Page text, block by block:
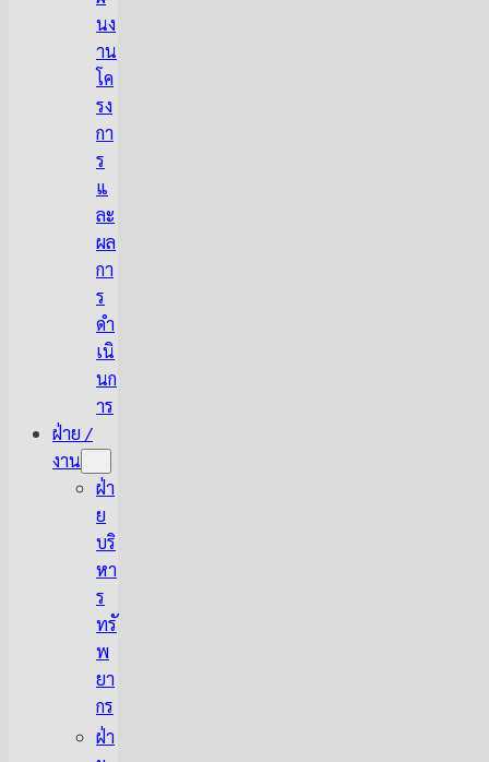
นง
าน
โค
รง
กา
ร
แ
ละ
ผล
กา
ร
ดำ
เนิ
นก
าร
ฝ่าย /
งาน
ฝ่า
ย
บริ
หา
ร
ทรั
พ
ยา
กร
ฝ่า